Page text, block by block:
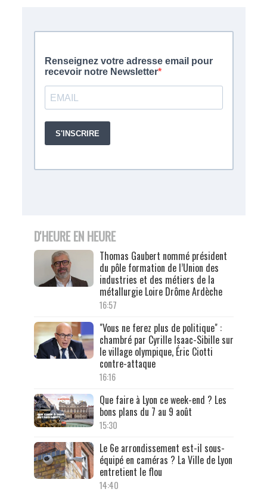
D'HEURE EN HEURE
Thomas Gaubert nommé président
du pôle formation de l’Union des
industries et des métiers de la
métallurgie Loire Drôme Ardèche
16:57
"Vous ne ferez plus de politique" :
chambré par Cyrille Isaac-Sibille sur
le village olympique, Éric Ciotti
contre-attaque
16:16
Que faire à Lyon ce week-end ? Les
bons plans du 7 au 9 août
15:30
Le 6e arrondissement est-il sous-
équipé en caméras ? La Ville de Lyon
entretient le flou
14:40